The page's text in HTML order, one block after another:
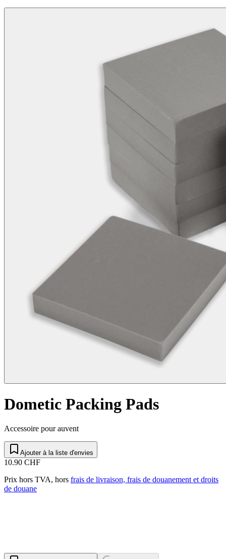
Dometic Packing Pads
Accessoire pour auvent
Ajouter à la liste d'envies
10.90 CHF
Prix hors TVA, hors frais de livraison, frais de douanement et droits
de douane